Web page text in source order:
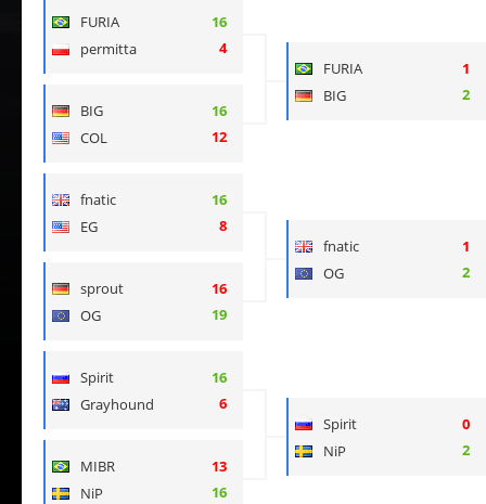
FURIA
16
permitta
4
BIG
16
COL
12
fnatic
16
EG
8
sprout
16
OG
19
Spirit
16
Grayhound
6
MIBR
13
NiP
16
FURIA
1
BIG
2
fnatic
1
OG
2
Spirit
0
NiP
2